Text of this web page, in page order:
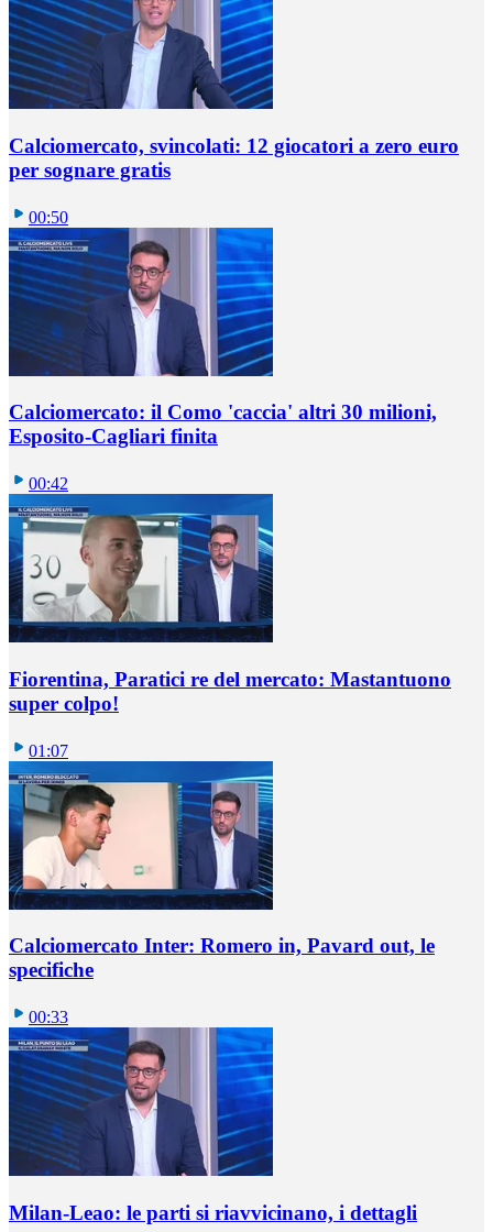
Calciomercato, svincolati: 12 giocatori a zero euro
per sognare gratis
00:50
Calciomercato: il Como 'caccia' altri 30 milioni,
Esposito-Cagliari finita
00:42
Fiorentina, Paratici re del mercato: Mastantuono
super colpo!
01:07
Calciomercato Inter: Romero in, Pavard out, le
specifiche
00:33
Milan-Leao: le parti si riavvicinano, i dettagli